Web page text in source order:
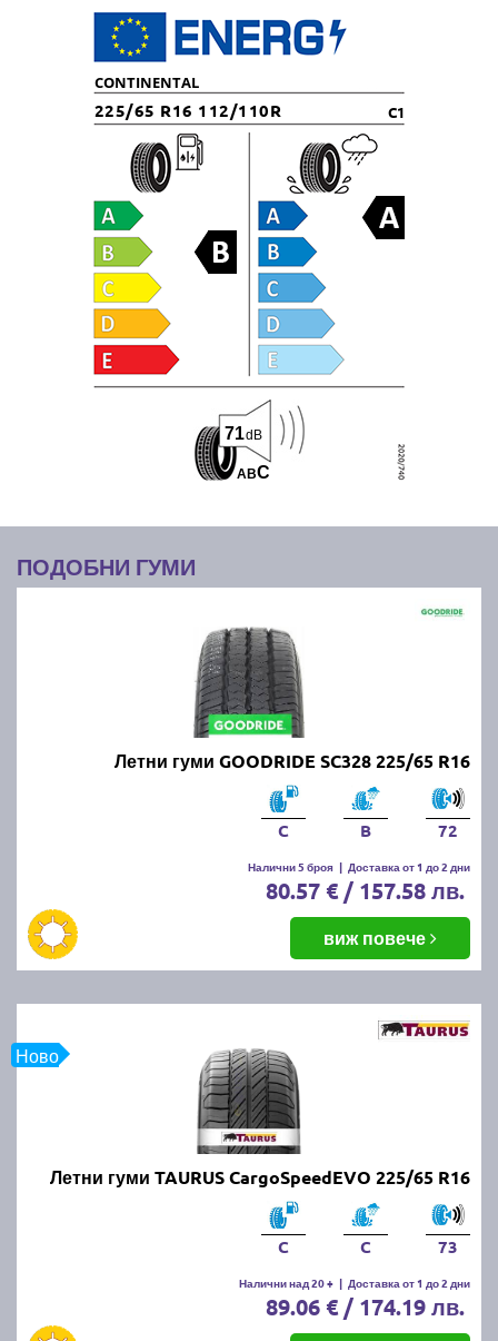
CONTINENTAL
225/65 R16 112/110R C1
ABC
71dB
ПОДОБНИ ГУМИ
Летни гуми GOODRIDE SC328 225/65 R16
C B 72
Налични 5 броя | Доставка от 1 до 2 дни
80.57 € / 157.58 лв.
виж повече
Ново
Летни гуми TAURUS CargoSpeedEVO 225/65 R16
C C 73
Налични над 20 + | Доставка от 1 до 2 дни
89.06 € / 174.19 лв.